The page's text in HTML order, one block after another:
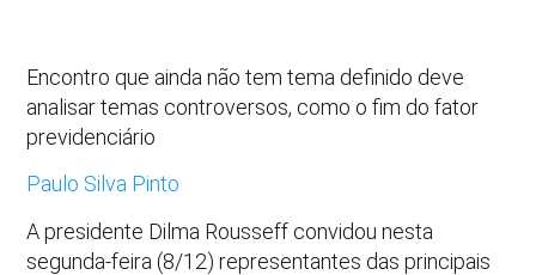
Encontro que ainda não tem tema definido deve
analisar temas controversos, como o fim do fator
previdenciário
Paulo Silva Pinto
A presidente Dilma Rousseff convidou nesta
segunda-feira (8/12) representantes das principais